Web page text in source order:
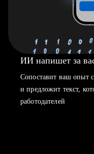
ИИ напишет за
Сопоставит ваш опыт
и предложит текст,
работодателей